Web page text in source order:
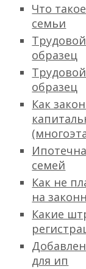
Что
семьи
образец
образец
Как
семей
Как не
на
Какие
для ип